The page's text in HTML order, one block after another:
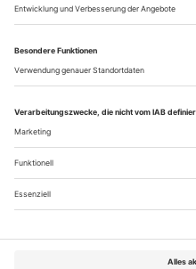
«Mödchen» hat es gerade
beginnt der Text, und es/
«entzweigebrochen und
könne sie «vorerst nicht
denen eine lange Playlist
«Atemlos», nicht trügen,
Fall von...
Über uns Kontakt